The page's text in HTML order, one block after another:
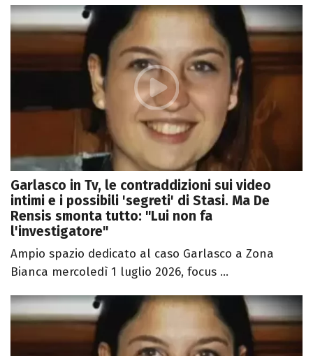
Garlasco in Tv, le contraddizioni sui video
intimi e i possibili 'segreti' di Stasi. Ma De
Rensis smonta tutto: "Lui non fa
l'investigatore"
Ampio spazio dedicato al caso Garlasco a Zona
Bianca mercoledì 1 luglio 2026, focus ...